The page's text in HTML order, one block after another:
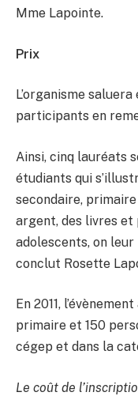
Mme Lapointe.
Prix
L’organisme
participants en
Ainsi, cinq lauréats
étudiants qui
secondaire,
argent, des livres
adolescents, on
conclut Rosette
En 2011,
primaire et 150
cégep et dans la
Le coût de